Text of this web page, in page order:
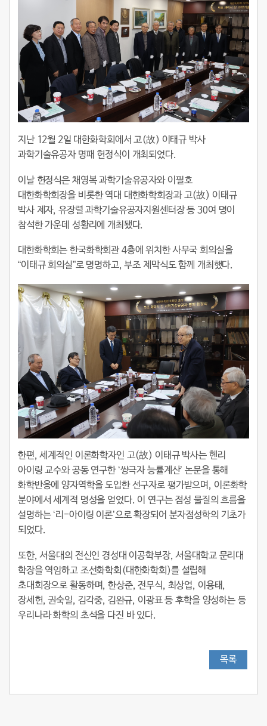
지난 12월 2일 대한화학회에서 고(故) 이태규 박사
과학기술유공자 명패 헌정식이 개최되었다.
이날 헌정식은 채영복 과학기술유공자와 이필호
대한화학회장을 비롯한 역대 대한화학회장과 고(故) 이태규
박사 제자, 유장렬 과학기술유공자지원센터장 등 30여 명이
참석한 가운데 성황리에 개최됐다.
대한화학회는 한국화학회관 4층에 위치한 사무국 회의실을
“이태규 회의실”로 명명하고, 부조 제막식도 함께 개최했다.
한편, 세계적인 이론화학자인 고(故) 이태규 박사는 헨리
아이링 교수와 공동 연구한 ‘쌍극자 능률계산’ 논문을 통해
화학반응에 양자역학을 도입한 선구자로 평가받으며, 이론화학
분야에서 세계적 명성을 얻었다. 이 연구는 점성 물질의 흐름을
설명하는 ‘리-아이링 이론’으로 확장되어 분자점성학의 기초가
되었다.
또한, 서울대의 전신인 경성대 이공학부장, 서울대학교 문리대
학장을 역임하고 조선화학회(대한화학회)를 설립해
초대회장으로 활동하며, 한상준, 전무식, 최상업, 이용태,
장세헌, 권숙일, 김각중, 김완규, 이광표 등 후학을 양성하는 등
우리나라 화학의 초석을 다진 바 있다.
목록